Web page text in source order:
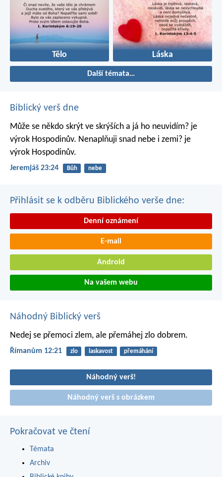
Tělo Láska
Další témata…
Biblický verš dne
Může se někdo skrýt ve skrýších a já ho neuvidím? je
výrok Hospodinův. Nenaplňuji snad nebe i zemi? je
výrok Hospodinův.
Jeremjáš 23:24 Bůh nebe
Přihlásit se k odběru Biblického verše dne:
Denní oznámení
E-mail
Android
Na vašem webu
Náhodný Biblický verš
Nedej se přemoci zlem, ale přemáhej zlo dobrem.
Římanům 12:21 zlo laskavost přemáhání
Náhodný verš!
Náhodný verš s obrázkem
Pokračovat ve čtení
Témata
Archiv